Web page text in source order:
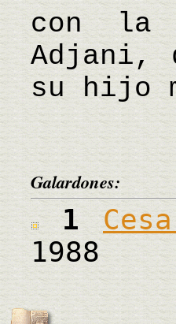
con la
Adjani,
su hijo
Galardones:
1
1988